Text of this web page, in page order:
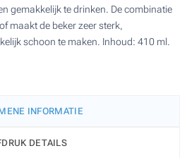
gemakkelijk te drinken. De combinatie
maakt de beker zeer sterk,
schoon te maken. Inhoud: 410 ml.
INFORMATIE
DETAILS